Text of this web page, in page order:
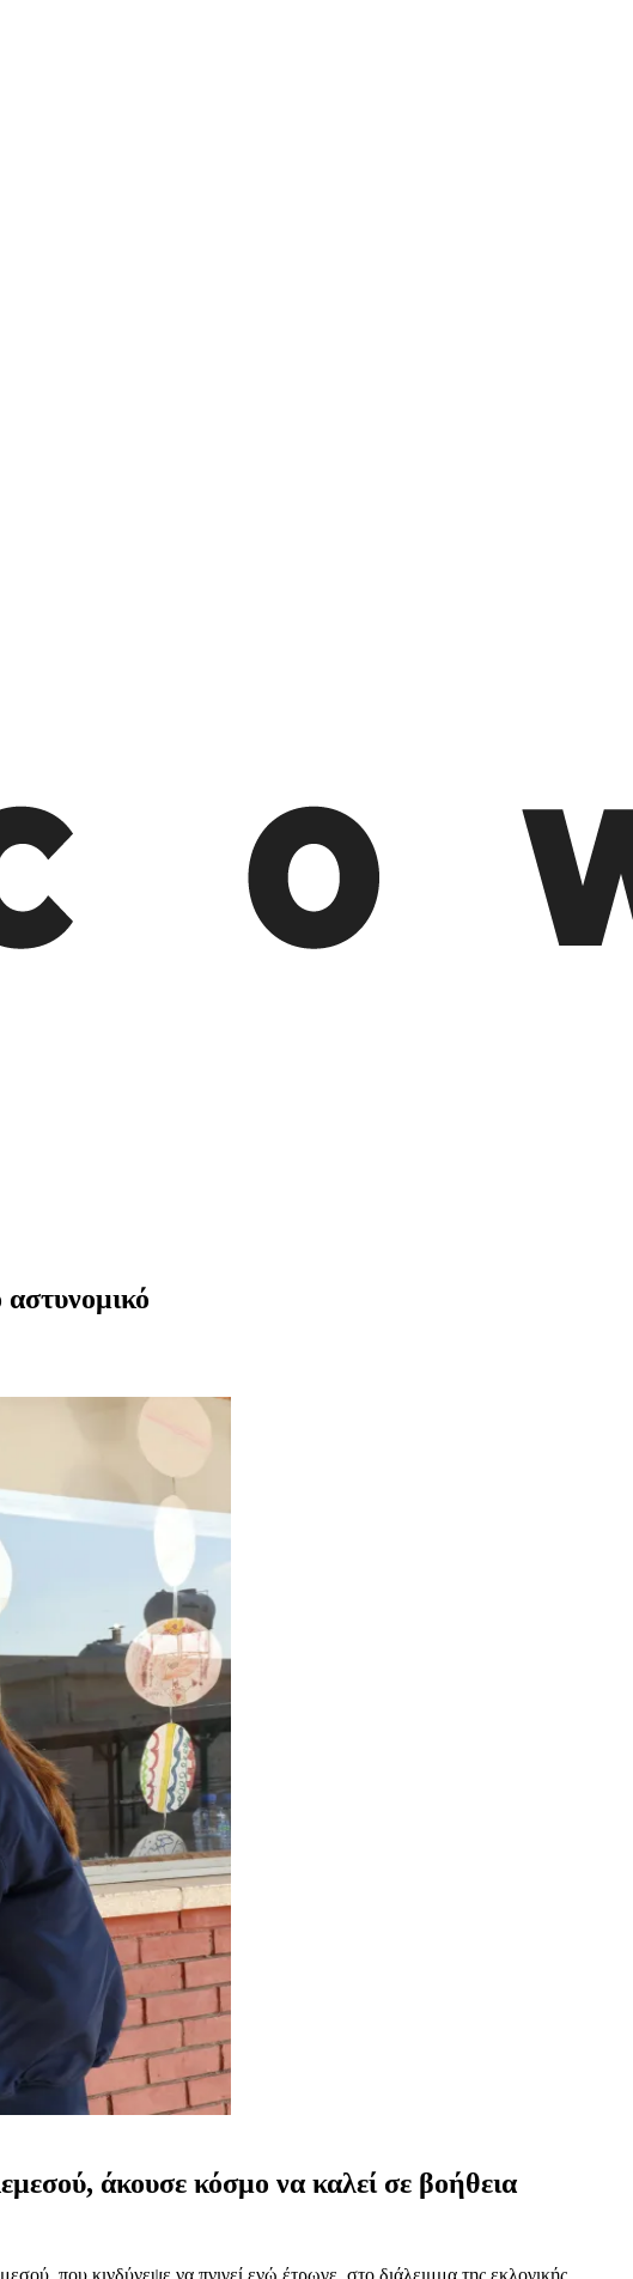
άκουσε κόσμο να καλεί σε βοήθεια
που κινδύνεψε να πνιγεί ενώ έτρωγε, στο διάλειμμα της εκλογικής